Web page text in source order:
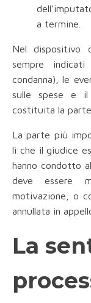
a termine.
Nel dispositivo
sempre
condanna), le
sulle spese e
costituita la parte
La parte più
lì che il giudice
hanno condotto
deve essere
motivazione, o
annullata in
La